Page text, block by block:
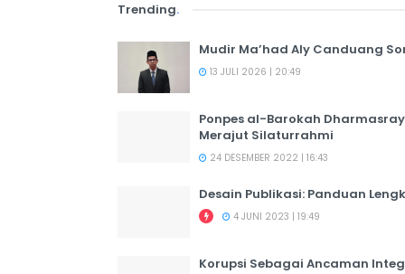
Trending.
Mudir Ma’had Aly Canduang
13 JULI 2026 | 20:49
Ponpes al-Barokah
Merajut Silaturrahmi
24 DESEMBER 2022 | 16:43
Desain Publikasi: Panduan
4 JUNI 2023 | 19:49
Korupsi Sebagai Ancaman